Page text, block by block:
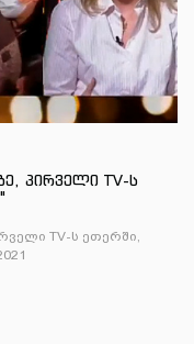
პირველი TV-ს
TV-ს ეთერში,